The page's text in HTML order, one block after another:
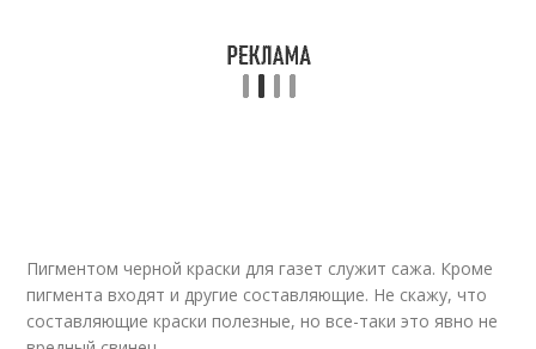
Пигментом черной краски для газет служит сажа. Кроме
пигмента входят и другие составляющие. Не скажу, что
составляющие краски полезные, но все-таки это явно не